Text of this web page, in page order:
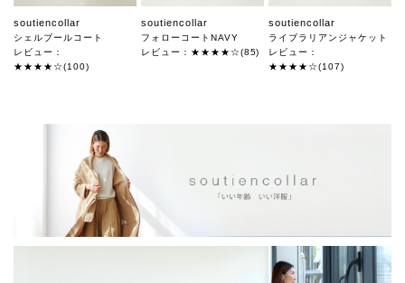
soutiencollar
シェルブールコート
レビュー：
★★★★☆(100)
soutiencollar
フォローコートNAVY
レビュー：★★★★☆(85)
soutiencollar
ライブラリアンジャケット
レビュー：
★★★★☆(107)